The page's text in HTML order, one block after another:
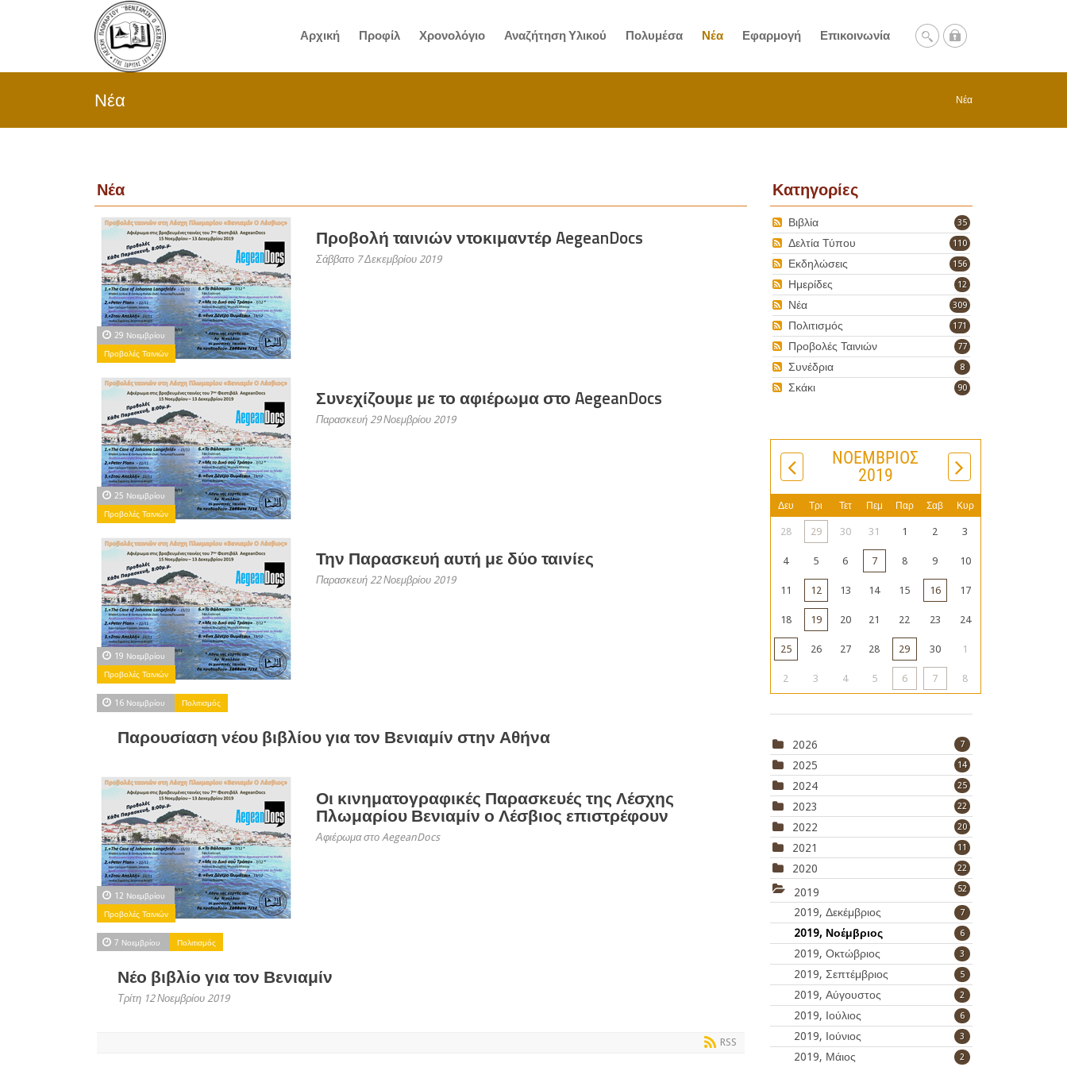
Αρχική Προφίλ Χρονολόγιο Αναζήτηση Υλικού Πολυμέσα Νέα Εφαρμογή Επικοινωνία
Νέα Νέα
Νέα
29 Νοεμβρίου
Προβολές Ταινιών
Προβολή ταινιών ντοκιμαντέρ AegeanDocs
Σάββατο 7 Δεκεμβρίου 2019
25 Νοεμβρίου
Προβολές Ταινιών
Συνεχίζουμε με το αφιέρωμα στο AegeanDocs
Παρασκευή 29 Νοεμβρίου 2019
19 Νοεμβρίου
Προβολές Ταινιών
Την Παρασκευή αυτή με δύο ταινίες
Παρασκευή 22 Νοεμβρίου 2019
16 Νοεμβρίου Πολιτισμός
Παρουσίαση νέου βιβλίου για τον Βενιαμίν στην Αθήνα
12 Νοεμβρίου
Προβολές Ταινιών
Οι κινηματογραφικές Παρασκευές της Λέσχης
Πλωμαρίου Βενιαμίν ο Λέσβιος επιστρέφουν
Αφιέρωμα στο AegeanDocs
7 Νοεμβρίου Πολιτισμός
Νέο βιβλίο για τον Βενιαμίν
Τρίτη 12 Νοεμβρίου 2019
RSS
Κατηγορίες
35
Βιβλία
110
Δελτία Τύπου
156
Εκδηλώσεις
12
Ημερίδες
309
Νέα
171
Πολιτισμός
77
Προβολές Ταινιών
8
Συνέδρια
90
Σκάκι
ΝΟΈΜΒΡΙΟΣ
2019
Δευ Τρι Τετ Πεμ Παρ Σαβ Κυρ
28 29 30 31 1 2 3
4 5 6 7 8 9 10
11 12 13 14 15 16 17
18 19 20 21 22 23 24
25 26 27 28 29 30 1
2 3 4 5 6 7 8
2026 7
2025 14
2024 25
2023 22
2022 20
2021 11
2020 22
2019 52
2019, Δεκέμβριος 7
2019, Νοέμβριος 6
2019, Οκτώβριος 3
2019, Σεπτέμβριος 5
2019, Αύγουστος 2
2019, Ιούλιος 6
2019, Ιούνιος 3
2019, Μάιος 2